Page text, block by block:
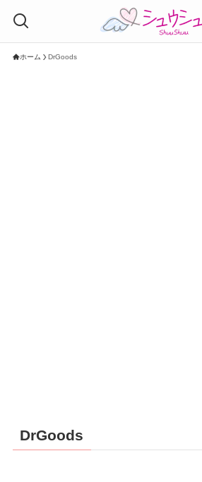
ホーム DrGoods
DrGoods